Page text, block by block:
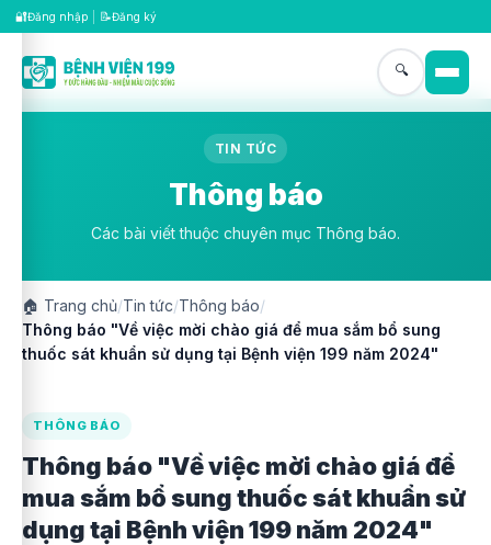
🔐Đăng nhập 📝Đăng ký
🔍
TIN TỨC
Thông báo
Các bài viết thuộc chuyên mục Thông báo.
🏠 Trang chủ/Tin tức/Thông báo/
Thông báo "Về việc mời chào giá để mua sắm bổ sung
thuốc sát khuẩn sử dụng tại Bệnh viện 199 năm 2024"
THÔNG BÁO
Thông báo "Về việc mời chào giá để
mua sắm bổ sung thuốc sát khuẩn sử
dụng tại Bệnh viện 199 năm 2024"